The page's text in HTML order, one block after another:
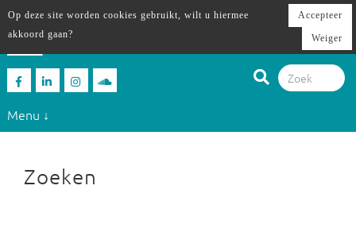
Menu ↓
Zoeken
Op deze site worden cookies gebruikt, wilt u hiermee
akkoord gaan?
Accepteer
Weiger